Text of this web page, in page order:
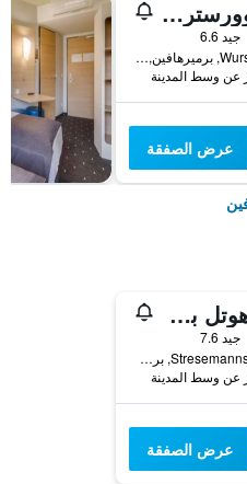
هوتل وورستر كروج
جيد 6.6
Wurster Str. 64, برميرهافين, ولاية بريمن, ألمانيا
عرض الصفقة
نوتيك هوتل بريمر هافين
جيد 7.6
Stresemannstraße 110, برميرهافين, ولاية بريمن, ألمانيا
عرض الصفقة